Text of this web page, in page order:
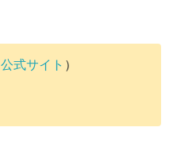
公式サイト ）